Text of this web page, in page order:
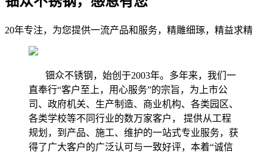
20年专注，为您提供一流产品和服务，精雕细琢，精益求精
钿众不锈钢，始创于2003年。多年来，我们一
直奉行“客户至上，用心服务”的宗旨，为上市公
司、政府机关、生产制造、商业机构、各类园区、
各类学校等不同行业的数万家客户， 提供从工程
规划，到产品、施工、维护的一站式专业服务，获
得了广大客户的广泛认可与一致好评，本着“诚信